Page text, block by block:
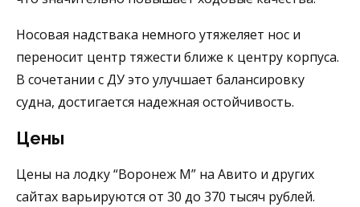
Носовая надствака немного утяжеляет нос и
переносит центр тяжести ближе к центру корпуса.
В сочетании с ДУ это улучшает балансировку
судна, достигается надежная остойчивость.
Цены
Цены на лодку “Воронеж М” на Авито и других
сайтах варьируются от 30 до 370 тысяч рублей.